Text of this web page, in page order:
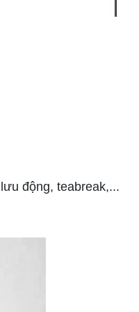
động, teabreak,...